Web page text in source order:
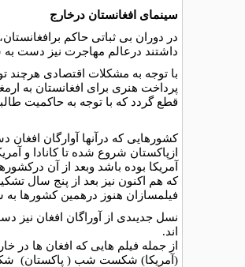
سينمای افغانستان درخارج
در دوران بی ثباتی حاکم
داشتند درعالم مهاجرت نيز دست
با توجه به مشکلات اقتصادی هرچند
پرداخت هنری برای افغانستان به
قطع گردد كه با توجه به حاکميت
كشورهايى كه درآنها آوارگان افغان
ازپاكستان شروع شده تا كانادا و
آمريكا بوده باشد وبعد از آن
كه هم اكنون نيز بعد از پنج سال
فيلمسازان هنوز درهمين كشورها
نسل جديىدى از آوراگان افغان نيز
اند.
از جمله فيلم هايی که افغان ها در
(آمريکا) شکست شب ( پاکستان)